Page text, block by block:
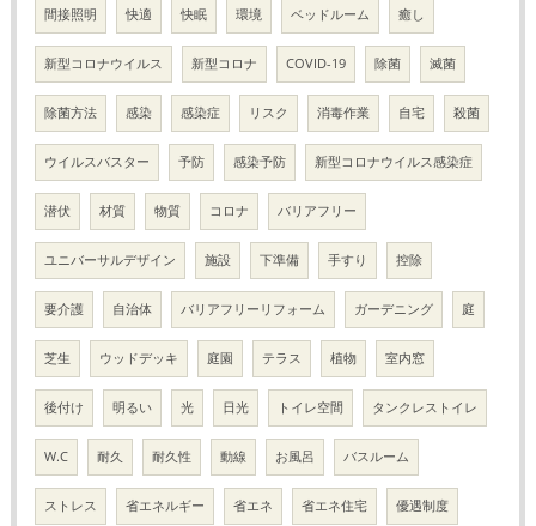
間接照明 快適 快眠 環境 ベッドルーム 癒し
新型コロナウイルス 新型コロナ COVID-19 除菌 滅菌
除菌方法 感染 感染症 リスク 消毒作業 自宅 殺菌
ウイルスバスター 予防 感染予防 新型コロナウイルス感染症
潜伏 材質 物質 コロナ バリアフリー
ユニバーサルデザイン 施設 下準備 手すり 控除
要介護 自治体 バリアフリーリフォーム ガーデニング 庭
芝生 ウッドデッキ 庭園 テラス 植物 室内窓
後付け 明るい 光 日光 トイレ空間 タンクレストイレ
W.C 耐久 耐久性 動線 お風呂 バスルーム
ストレス 省エネルギー 省エネ 省エネ住宅 優遇制度